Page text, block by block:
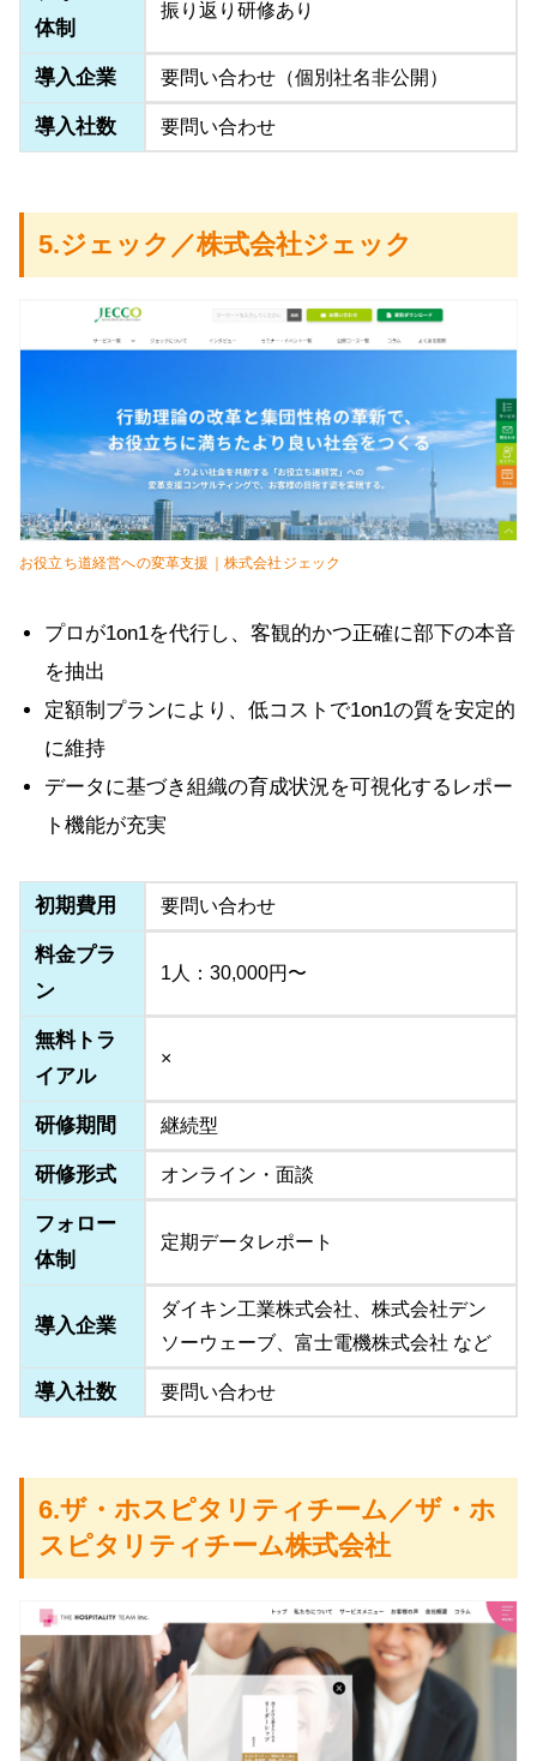
体制
振り返り研修あり
導入企業 要問い合わせ（個別社名非公開）
導入社数 要問い合わせ
5.ジェック／株式会社ジェック
お役立ち道経営への変革支援｜株式会社ジェック
プロが1on1を代行し、客観的かつ正確に部下の本音
を抽出
定額制プランにより、低コストで1on1の質を安定的
に維持
データに基づき組織の育成状況を可視化するレポー
ト機能が充実
初期費用 要問い合わせ
料金プラ
ン
1人：30,000円〜
無料トラ
イアル
×
研修期間 継続型
研修形式 オンライン・面談
フォロー
体制
定期データレポート
導入企業
ダイキン工業株式会社、株式会社デン
ソーウェーブ、富士電機株式会社 など
導入社数 要問い合わせ
6.ザ・ホスピタリティチーム／ザ・ホ
スピタリティチーム株式会社